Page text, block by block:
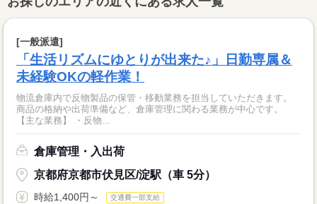
[一般派遣]
「生活リズムにゆとりが出来た♪」日勤専属＆
未経験OKの軽作業！
物流倉庫内で反物製品の保管・移動業務を担当していただきます。
商品の格納や出荷準備など、倉庫管理に関わる業務が中心です。
【主な業務】 ・反物...
倉庫管理・入出荷
京都府京都市伏見区/淀駅（車 5分）
時給1,400円～ 交通費一部支給